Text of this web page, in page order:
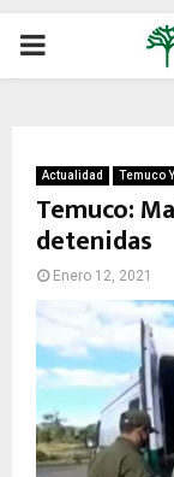
P
M
A
R
Y
Actualidad Temuco
Temuco:
detenidas
Enero 12, 2021